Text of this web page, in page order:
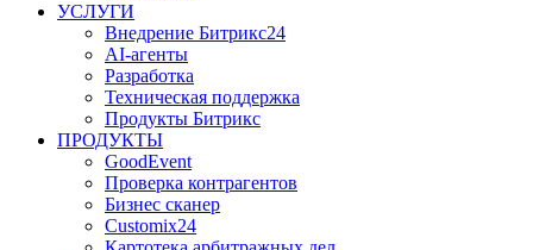
УСЛУГИ
Внедрение Битрикс24
AI-агенты
Разработка
Техническая поддержка
Продукты Битрикс
ПРОДУКТЫ
GoodEvent
Проверка контрагентов
Бизнес сканер
Customix24